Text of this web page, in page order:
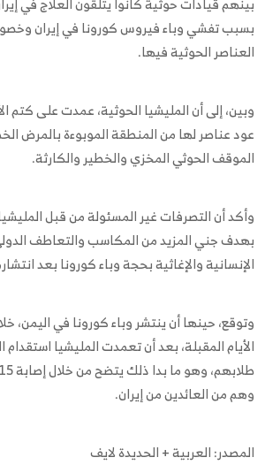
بسبب تفشي وباء فيروس كورونا في إيران
العناصر الحوثية فيها.
وبين، إلى أن المليشيا الحوثية، عمدت على كتم
عود عناصر لها من المنطقة الموبوءة بالمرض
الموقف الحوثي المخزي والخطير والكارثة.
وأكد أن التصرفات غير المسئولة من قبل
بهدف جني المزيد من المكاسب والتعاطف
الإنسانية والإغاثية بحجة وباء كورونا بعد
وتوقع، حينها أن ينتشر وباء كورونا في اليمن،
الأيام المقبلة، بعد أن تعمدت المليشيا استقدام
وهم من العائدين من إيران.
المصدر: العربية + الحديدة لايف